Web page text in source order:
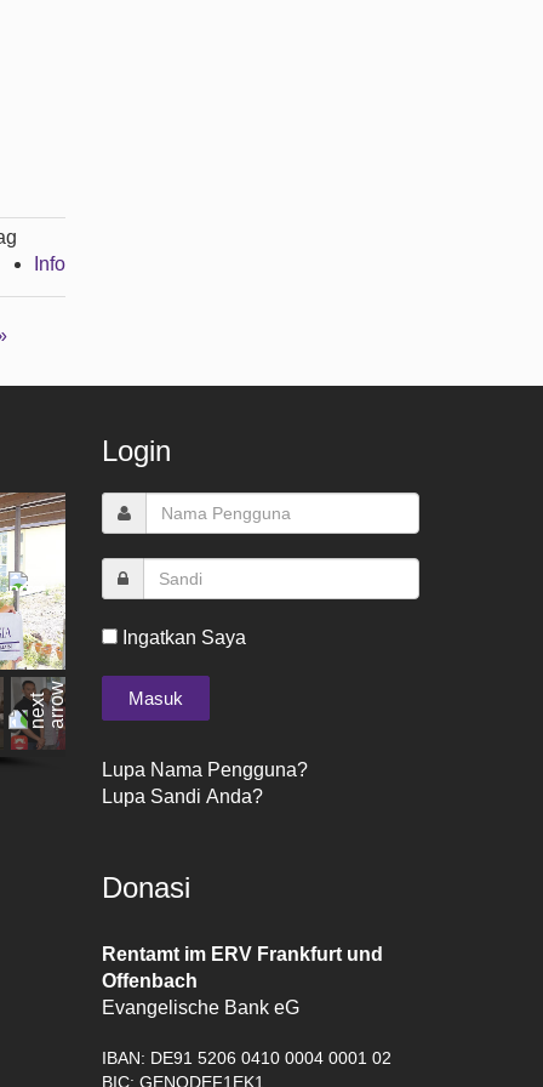
Info
Login
Ingatkan Saya
Lupa Nama Pengguna?
Lupa Sandi Anda?
Donasi
Rentamt im ERV Frankfurt und
Offenbach
Evangelische Bank eG
IBAN: DE91 5206 0410 0004 0001 02
BIC: GENODEF1EK1